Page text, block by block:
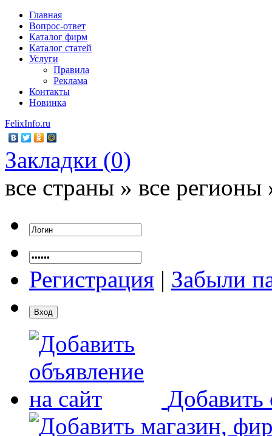
Главная
Вопрос-ответ
Каталог фирм
Каталог статей
Услуги
Правила
Реклама
Контакты
Новинка
FelixInfo.ru
Закладки (0)
все страны » все регионы
Регистрация | Забыли
Добавить